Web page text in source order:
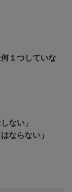
１つしていな
ない」
ならない」